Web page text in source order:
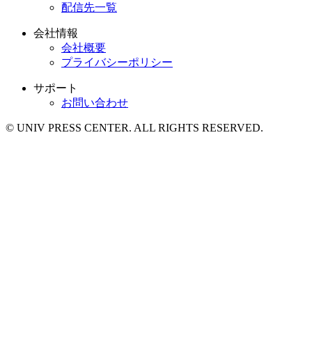
配信先一覧
会社情報
会社概要
プライバシーポリシー
サポート
お問い合わせ
© UNIV PRESS CENTER. ALL RIGHTS RESERVED.